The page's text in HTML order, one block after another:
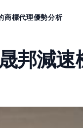
商標代理優勢分析
邦減速